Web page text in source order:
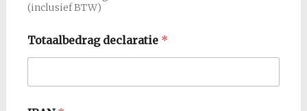
(inclusief BTW)
Totaalbedrag declaratie *